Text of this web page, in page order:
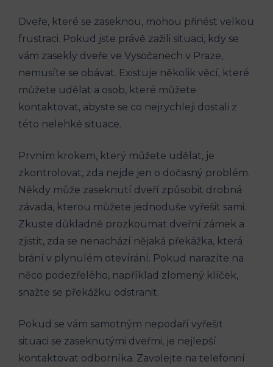
Dveře, které se zaseknou, mohou přinést velkou
frustraci. Pokud jste právě zažili situaci, kdy se
vám zasekly dveře ve Vysočanech v Praze,
nemusíte se obávat. Existuje několik věcí, které
můžete udělat a osob, které můžete
kontaktovat, abyste se co nejrychleji dostali z
této nelehké situace.
Prvním krokem, který můžete udělat, je
zkontrolovat, zda nejde jen o dočasný problém.
Někdy může zaseknutí dveří způsobit drobná
závada, kterou můžete jednoduše vyřešit sami.
Zkuste důkladně prozkoumat dveřní zámek a
zjistit, zda se nenachází nějaká překážka, která
brání v plynulém otevírání. Pokud narazíte na
něco podezřelého, například zlomený klíček,
snažte se překážku odstranit.
Pokud se vám samotným nepodaří vyřešit
situaci se zaseknutými dveřmi, je nejlepší
kontaktovat odborníka. Zavolejte na telefonní